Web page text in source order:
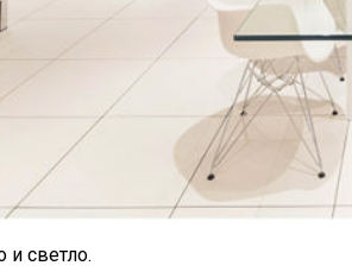
и светло.